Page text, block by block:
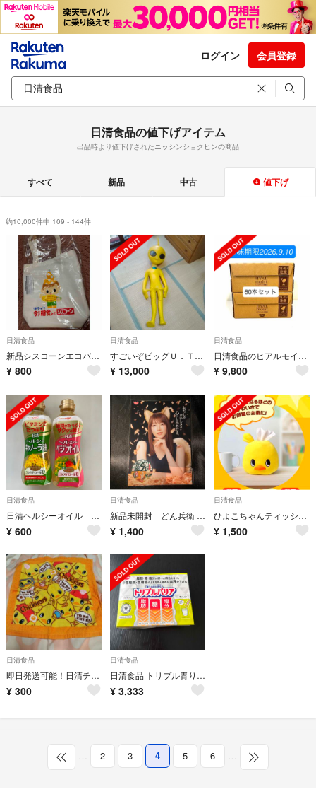
ログイン 会員登録
日清食品の値下げアイテム
出品時より値下げされたニッシンショクヒンの商品
すべて 新品 中古 値下げ
約10,000件中 109 - 144件
日清食品
新品シスコーンエコバッグ当選品非売品
¥ 800
日清食品
すごいぞビッグＵ．Ｔ．130㎝等身大くねくねフィギュア
¥ 13,000
日清食品
日清食品のヒアルモイスト発酵液 60本セット
¥ 9,800
日清食品
日清ヘルシーオイル 緊急値下げ
¥ 600
日清食品
新品未開封 どん兵衛 どんぎつね 吉岡里帆 クリアファイル
¥ 1,400
日清食品
ひよこちゃんティッシュカバー 日清
¥ 1,500
日清食品
即日発送可能！日清チキンラーメン★バンドタオル
¥ 300
日清食品
日清食品 トリプル青りんご３０
¥ 3,333
… 2 3 4 5 6 …